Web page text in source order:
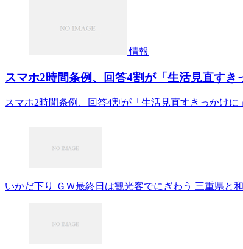
情報
スマホ2時間条例、回答4割が「生活見直す
スマホ2時間条例、回答4割が「生活見直すきっかけ
いかだ下り ＧＷ最終日は観光客でにぎわう 三重県と